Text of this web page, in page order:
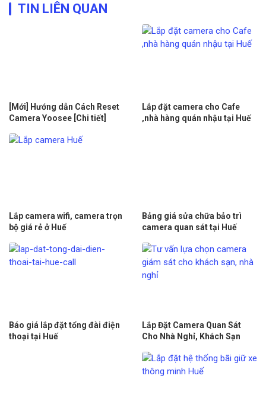
TIN LIÊN QUAN
[Mới] Hướng dẫn Cách Reset
Camera Yoosee [Chi tiết]
Lắp đặt camera cho Cafe
,nhà hàng quán nhậu tại Huế
Lắp camera wifi, camera trọn
bộ giá rẻ ở Huế
Bảng giá sửa chữa bảo trì
camera quan sát tại Huế
Báo giá lắp đặt tổng đài điện
thoại tại Huế
Lắp Đặt Camera Quan Sát
Cho Nhà Nghỉ, Khách Sạn